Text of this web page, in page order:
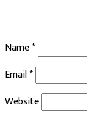
Name*
Email*
Website